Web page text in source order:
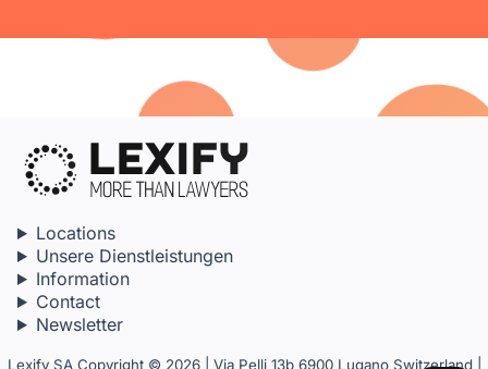
Locations
Unsere Dienstleistungen
Information
Contact
Newsletter
Lexify SA Copyright © 2026 | Via Pelli 13b 6900 Lugano Switzerland |